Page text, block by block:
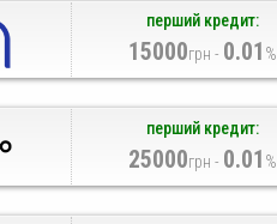
перший кредит:
15000грн - 0.01 %
перший кредит:
25000грн - 0.01 %